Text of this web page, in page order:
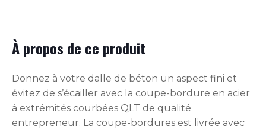
À propos de ce produit
Donnez à votre dalle de béton un aspect fini et
évitez de s’écailler avec la coupe-bordure en acier
à extrémités courbées QLT de qualité
entrepreneur. La coupe-bordures est livrée avec